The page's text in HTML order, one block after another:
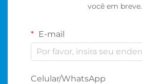
você em breve.
E-mail
Celular/WhatsApp